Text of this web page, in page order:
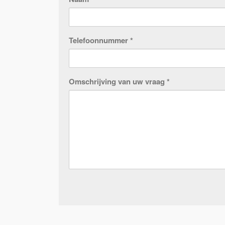
Telefoonnummer *
Omschrijving van uw vraag *